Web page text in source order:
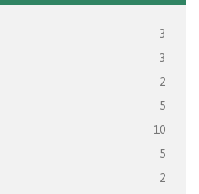
3
3
2
5
10
5
2